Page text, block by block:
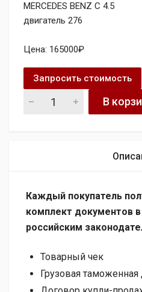
MERCEDES BENZ C 4.5
двигатель 276
Цена: 165000₽
Запросить стоимость
Security Sistem MERCEDES
В
Каждый покупатель
комплект документов
российским
Товарный чек
Грузовая таможенная